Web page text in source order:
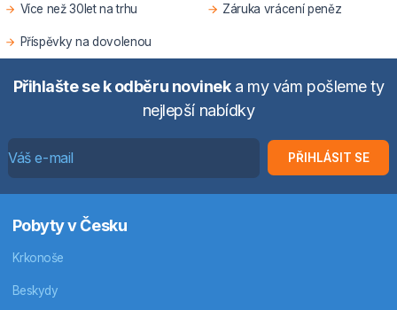
Více než 30let na trhu Záruka vrácení peněz
Příspěvky na dovolenou
Přihlašte se k odběru novineka my vám pošleme ty
nejlepší nabídky
PŘIHLÁSIT SE
Pobyty v Česku
Krkonoše
Beskydy